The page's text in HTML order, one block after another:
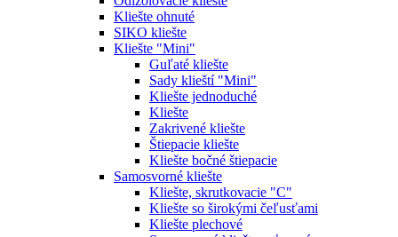
Kliešte ohnuté
SIKO kliešte
Kliešte "Mini"
Guľaté kliešte
Sady klieští "Mini"
Kliešte jednoduché
Kliešte
Zakrivené kliešte
Štiepacie kliešte
Kliešte bočné štiepacie
Samosvorné kliešte
Kliešte, skrutkovacie "C"
Kliešte so širokými čeľusťami
Kliešte plechové